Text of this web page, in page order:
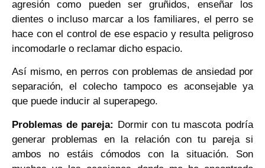
agresión como pueden ser gruñidos, enseñar los
dientes o incluso marcar a los familiares, el perro se
hace con el control de ese espacio y resulta peligroso
incomodarle o reclamar dicho espacio.
Así mismo, en perros con problemas de ansiedad por
separación, el colecho tampoco es aconsejable ya
que puede inducir al superapego.
Problemas de pareja: Dormir con tu mascota podría
generar problemas en la relación con tu pareja si
ambos no estáis cómodos con la situación. Son